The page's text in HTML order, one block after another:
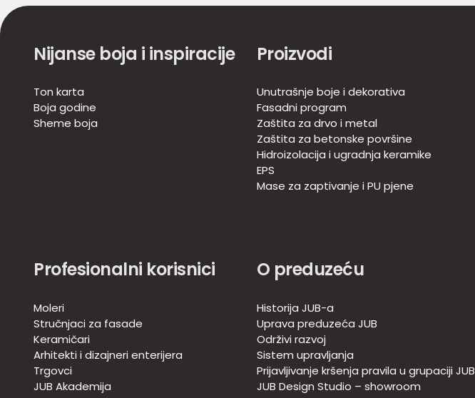
Nijanse boja i inspiracije
Ton karta
Boja godine
Sheme boja
Proizvodi
Unutrašnje boje i dekorativa
Fasadni program
Zaštita za drvo i metal
Zaštita za betonske površine
Hidroizolacija i ugradnja keramike
EPS
Mase za zaptivanje i PU pjene
Profesionalni korisnici
Moleri
Stručnjaci za fasade
Keramičari
Arhitekti i dizajneri enterijera
Trgovci
JUB Akademija
O preduzeću
Historija JUB-a
Uprava preduzeća JUB
Održivi razvoj
Sistem upravljanja
Prijavljivanje kršenja pravila u grupaciji JUB
JUB Design Studio – showroom